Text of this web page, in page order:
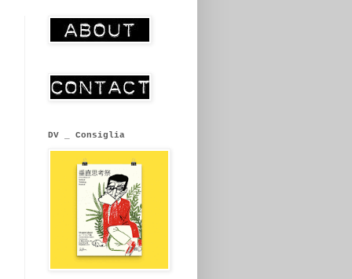
DV _ Consiglia